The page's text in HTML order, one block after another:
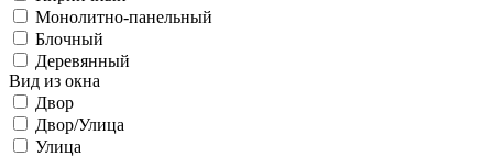
Монолитно-панельный
Блочный
Деревянный
Вид из окна
Двор
Двор/Улица
Улица